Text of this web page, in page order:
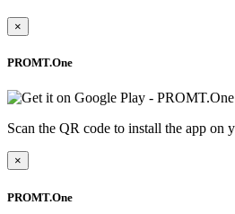
×
PROMT.One
Scan the QR code to install the app on
×
PROMT.One